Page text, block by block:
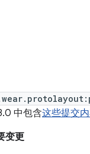
中包含这些提交
变更